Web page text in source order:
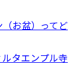
（お盆）ってど
ルタエンプル寺